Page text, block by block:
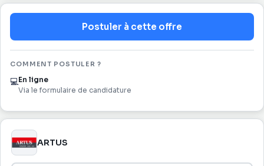
Postuler à cette offre
COMMENT POSTULER ?
💻En ligne
Via le formulaire de candidature
ARTUS